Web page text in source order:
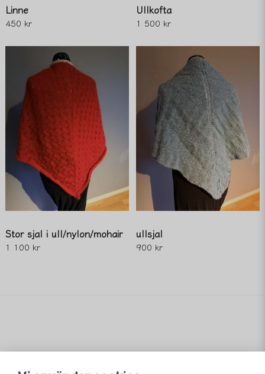
Linne
450 kr
Ullkofta
1 500 kr
Stor sjal i ull/nylon/mohair
1 100 kr
ullsjal
900 kr